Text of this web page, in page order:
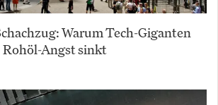
Warum Tech-Giganten
Angst sinkt